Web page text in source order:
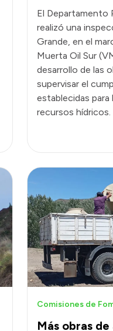
El Departamento
realizó una
Grande, en el
Muerta Oil Sur
desarrollo de las
supervisar el
establecidas
recursos hídricos.
Más obras
Comisiones de